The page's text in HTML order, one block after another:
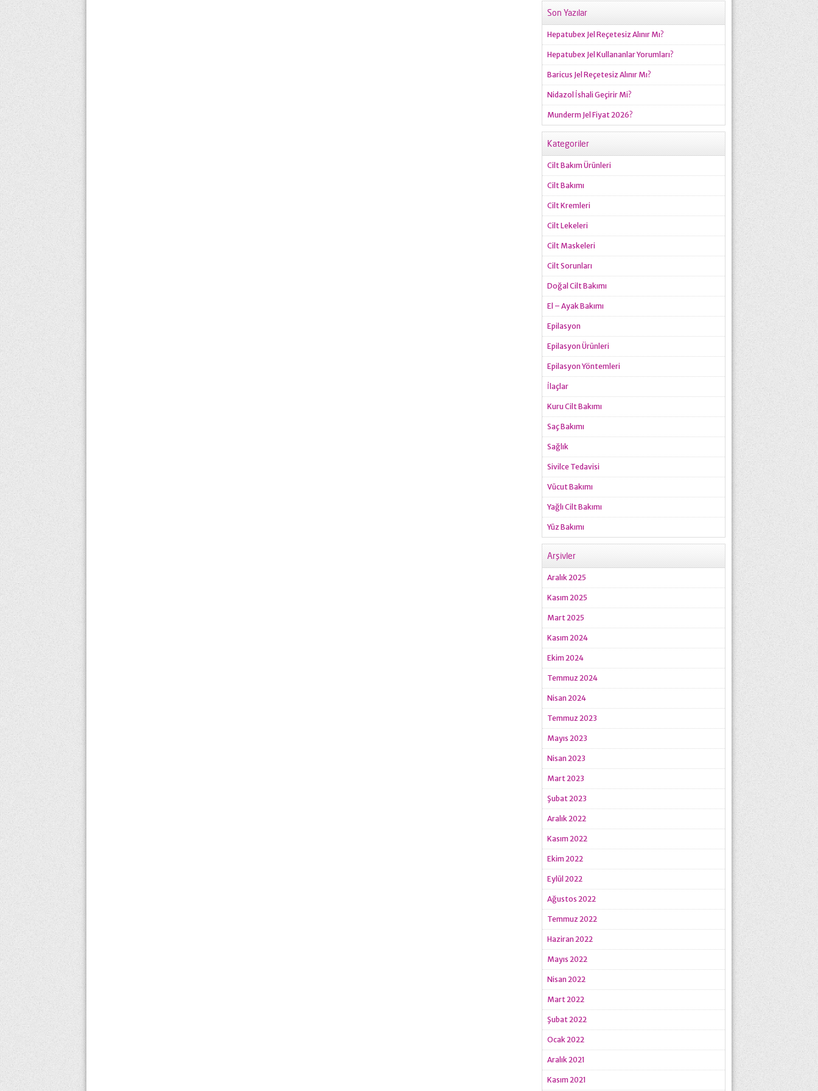
Son Yazılar
Hepatubex Jel Reçetesiz Alınır Mı?
Hepatubex Jel Kullananlar Yorumları?
Baricus Jel Reçetesiz Alınır Mı?
Nidazol İshali Geçirir Mi?
Munderm Jel Fiyat 2026?
Kategoriler
Cilt Bakım Ürünleri
Cilt Bakımı
Cilt Kremleri
Cilt Lekeleri
Cilt Maskeleri
Cilt Sorunları
Doğal Cilt Bakımı
El – Ayak Bakımı
Epilasyon
Epilasyon Ürünleri
Epilasyon Yöntemleri
İlaçlar
Kuru Cilt Bakımı
Saç Bakımı
Sağlık
Sivilce Tedavisi
Vücut Bakımı
Yağlı Cilt Bakımı
Yüz Bakımı
Arşivler
Aralık 2025
Kasım 2025
Mart 2025
Kasım 2024
Ekim 2024
Temmuz 2024
Nisan 2024
Temmuz 2023
Mayıs 2023
Nisan 2023
Mart 2023
Şubat 2023
Aralık 2022
Kasım 2022
Ekim 2022
Eylül 2022
Ağustos 2022
Temmuz 2022
Haziran 2022
Mayıs 2022
Nisan 2022
Mart 2022
Şubat 2022
Ocak 2022
Aralık 2021
Kasım 2021